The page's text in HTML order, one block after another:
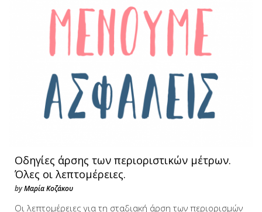
Oδηγίες άρσης των περιοριστικών μέτρων.
Όλες οι λεπτομέρειες.
byΜαρία Κοζάκου
Οι λεπτομέρειες για τη σταδιακή άρση των περιορισμών